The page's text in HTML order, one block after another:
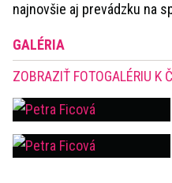
najnovšie aj prevádzku na
GALÉRIA
ZOBRAZIŤ FOTOGALÉRIU K